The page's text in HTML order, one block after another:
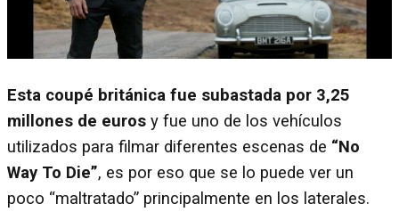
Esta coupé británica fue subastada por 3,25
millones de euros y fue uno de los vehículos
utilizados para filmar diferentes escenas de “No
Way To Die”, es por eso que se lo puede ver un
poco “maltratado” principalmente en los laterales.